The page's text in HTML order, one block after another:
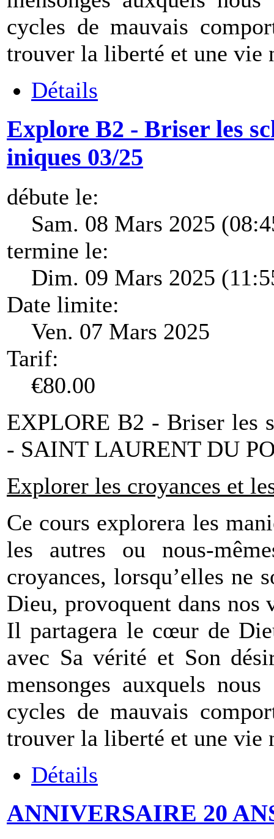
cycles de mauvais
trouver la liberté et une vie
Détails
Explore B2 - Briser les
iniques 03/25
débute le:
Sam. 08 Mars 2025
termine le:
Dim. 09 Mars 2025
Date limite:
Ven. 07 Mars 2025
Tarif:
€80.00
EXPLORE B2 - Briser les
- SAINT LAURENT DU
Explorer les croyances et
Ce cours explorera les
les autres ou nous-
croyances, lorsqu’elles ne
Dieu, provoquent dans nos
Il partagera le cœur de
avec Sa vérité et Son
mensonges auxquels
cycles de mauvais
trouver la liberté et une vie
Détails
ANNIVERSAIRE 20